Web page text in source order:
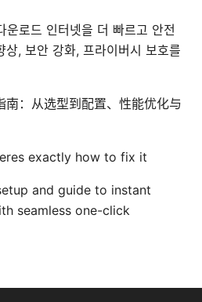
로드 인터넷을 더 빠르고 안전
, 보안 강화, 프라이버시 보호를
：从选型到配置、性能优化与
exactly how to fix it
and guide to instant
seamless one-click